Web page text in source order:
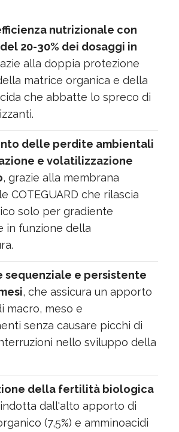
nutrizionale con
20-30% dei dosaggi in
alla doppia protezione
matrice organica e della
che abbatte lo spreco di
delle perdite ambientali
e volatilizzazione
, grazie alla membrana
COTEGUARD che rilascia
solo per gradiente
in funzione della
sequenziale e persistente
, che assicura un apporto
macro, meso e
senza causare picchi di
nello sviluppo della
della fertilità biologica
indotta dall'alto apporto di
(7,5%) e amminoacidi